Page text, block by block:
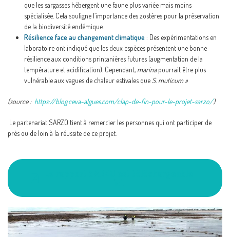
que les sargasses hébergent une faune plus variée mais moins
spécialisée. Cela souligne l’importance des zostères pour la préservation
de la biodiversité endémique.
Résilience face au changement climatique : Des expérimentations en
laboratoire ont indiqué que les deux espèces présentent une bonne
résilience aux conditions printanières futures (augmentation de la
température et acidification). Cependant, marinapourrait être plus
vulnérable aux vagues de chaleur estivales que S. muticum »
(source : https://blog.ceva-algues.com/clap-de-fin-pour-le-projet-sarzo/)
Le partenariat SARZO tient à remercier les personnes qui ont participer de
près ou de loin à la réussite de ce projet.